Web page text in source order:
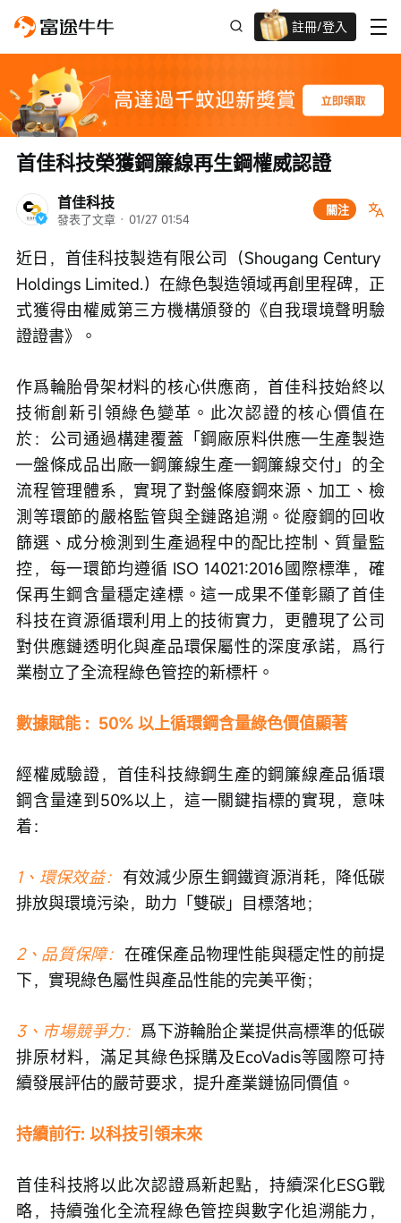
註冊/登入
迎新驚喜賞 股票/BTC等任你揀!
首佳科技
發表了文章 · 01/27 01:54
關注
首佳科技榮獲鋼簾線再生鋼權威認證
近日，首佳科技製造有限公司（Shougang Century
Holdings Limited.）在綠色製造領域再創里程碑，正
式獲得由權威第三方機構頒發的《自我環境聲明驗
證證書》。
作爲輪胎骨架材料的核心供應商，首佳科技始終以
技術創新引領綠色變革。此次認證的核心價值在
於：公司通過構建覆蓋「鋼廠原料供應—生產製造
—盤條成品出廠—鋼簾線生產—鋼簾線交付」的全
流程管理體系，實現了對盤條廢鋼來源、加工、檢
測等環節的嚴格監管與全鏈路追溯。從廢鋼的回收
篩選、成分檢測到生產過程中的配比控制、質量監
控，每一環節均遵循 ISO 14021:2016國際標準，確
保再生鋼含量穩定達標。這一成果不僅彰顯了首佳
科技在資源循環利用上的技術實力，更體現了公司
對供應鏈透明化與產品環保屬性的深度承諾，爲行
業樹立了全流程綠色管控的新標杆。
數據賦能 :  50% 以上循環鋼含量綠色價值顯著
經權威驗證，首佳科技綠鋼生產的鋼簾線產品循環
鋼含量達到50%以上，這一關鍵指標的實現，意味
着：
1、環保效益： 有效減少原生鋼鐵資源消耗，降低碳
排放與環境污染，助力「雙碳」目標落地；
2、品質保障： 在確保產品物理性能與穩定性的前提
下，實現綠色屬性與產品性能的完美平衡；
3、市場競爭力： 爲下游輪胎企業提供高標準的低碳
排原材料，滿足其綠色採購及EcoVadis等國際可持
續發展評估的嚴苛要求，提升產業鏈協同價值。
持續前行: 以科技引領未來
首佳科技將以此次認證爲新起點，持續深化ESG戰
略，持續強化全流程綠色管控與數字化追溯能力，